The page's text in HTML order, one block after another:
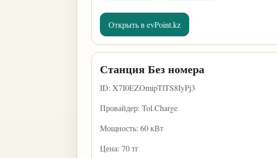
Открыть в evPoint.kz
Станция Без номера
ID: X7I0EZOmipTlTS8IyPj3
Провайдер: Tol.Charge
Мощность: 60 кВт
Цена: 70 тг